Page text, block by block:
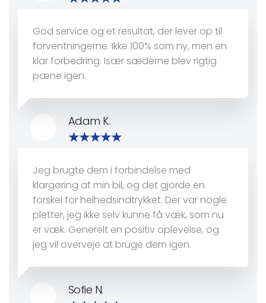
God service og et resultat, der lever op til
forventningerne. Ikke 100% som ny, men en
klar forbedring. Især sæderne blev rigtig
pæne igen.
Adam K.
Jeg brugte dem i forbindelse med
klargøring af min bil, og det gjorde en
forskel for helhedsindtrykket. Der var nogle
pletter, jeg ikke selv kunne få væk, som nu
er væk. Generelt en positiv oplevelse, og
jeg vil overveje at bruge dem igen.
Sofie N.